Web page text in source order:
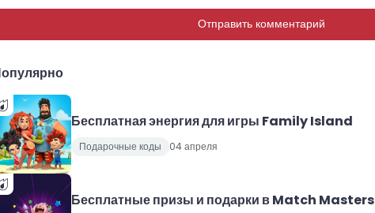
Отправить комментарий
Бесплатная энергия для игры Family Island
Подарочные коды 04 апреля
Бесплатные призы и подарки в Match Masters